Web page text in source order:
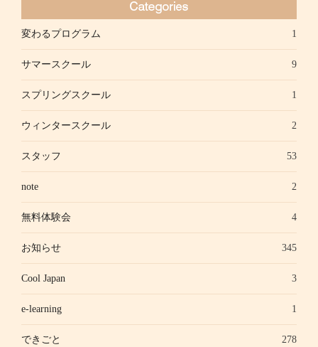
変わるプログラム 1
サマースクール 9
スプリングスクール 1
ウィンタースクール 2
スタッフ 53
note 2
無料体験会 4
お知らせ 345
Cool Japan 3
e-learning 1
できごと 278